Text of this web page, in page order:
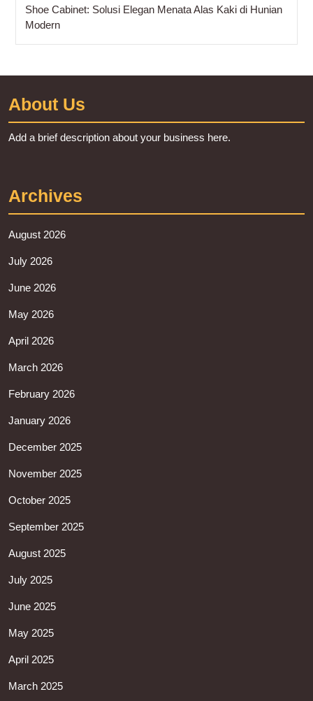
Shoe Cabinet: Solusi Elegan Menata Alas Kaki di Hunian
Modern
About Us
Add a brief description about your business here.
Archives
August 2026
July 2026
June 2026
May 2026
April 2026
March 2026
February 2026
January 2026
December 2025
November 2025
October 2025
September 2025
August 2025
July 2025
June 2025
May 2025
April 2025
March 2025